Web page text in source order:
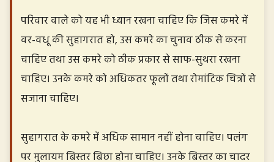
परिवार वाले को यह भी ध्यान रखना चाहिए कि जिस कमरे में
वर-वधू की सुहागरात हो, उस कमरे का चुनाव ठीक से करना
चाहिए तथा उस कमरे को ठीक प्रकार से साफ-सुथरा रखना
चाहिए। उनके कमरे को अधिकतर फूलों तथा रोमांटिक चित्रों से
सजाना चाहिए।
सुहागरात के कमरे में अधिक सामान नहीं होना चाहिए। पलंग
पर मुलायम बिस्तर बिछा होना चाहिए। उनके बिस्तर का चादर